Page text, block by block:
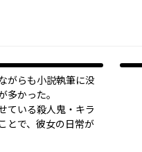
がらも小説執筆に没
多かった。
ている殺人鬼・キラ
とで、彼女の日常が